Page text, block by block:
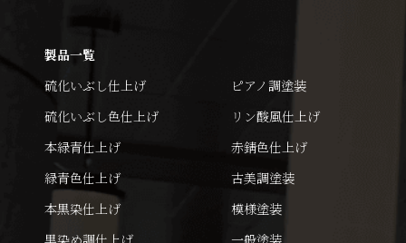
製品一覧
硫化いぶし仕上げ
硫化いぶし色仕上げ
本緑青仕上げ
緑青色仕上げ
本黒染仕上げ
ピアノ調塗装
リン酸風仕上げ
赤錆色仕上げ
古美調塗装
模様塗装